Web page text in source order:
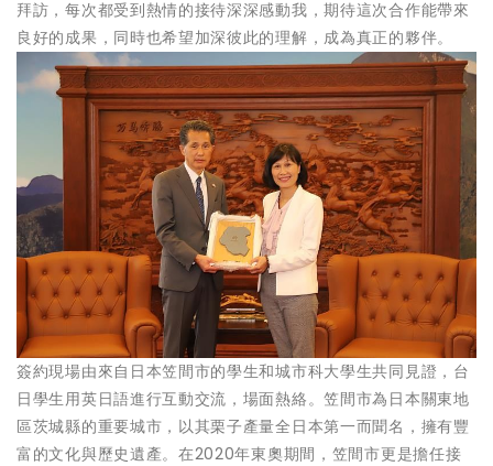
拜訪，每次都受到熱情的接待深深感動我，期待這次合作能帶來
良好的成果，同時也希望加深彼此的理解，成為真正的夥伴。
簽約現場由來自日本笠間市的學生和城市科大學生共同見證，台
日學生用英日語進行互動交流，場面熱絡。笠間市為日本關東地
區茨城縣的重要城市，以其栗子產量全日本第一而聞名，擁有豐
富的文化與歷史遺產。在2020年東奧期間，笠間市更是擔任接